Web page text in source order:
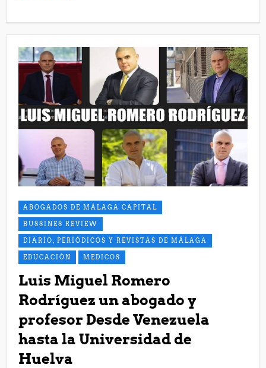
ABOGADOS DE MÁLAGA CAPITAL
BUSSINES REVIEW
DIARIO, PERIÓDICOS Y REVISTAS DE MÁLAGA
EDUCACIÓN MEDICOS
Luis Miguel Romero
Rodríguez un abogado y
profesor Desde Venezuela
hasta la Universidad de
Huelva